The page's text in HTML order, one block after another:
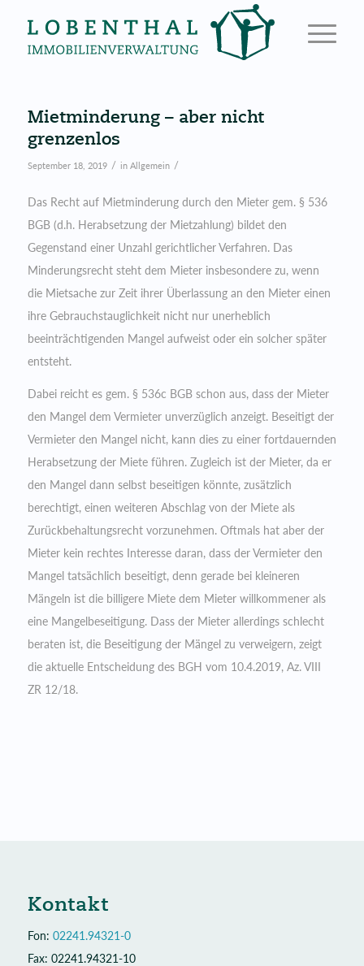
Mietminderung – aber nicht
grenzenlos
September 18, 2019 / in Allgemein /
Das Recht auf Mietminderung durch den Mieter gem. § 536
BGB (d.h. Herabsetzung der Mietzahlung) bildet den
Gegenstand einer Unzahl gerichtlicher Verfahren. Das
Minderungsrecht steht dem Mieter insbesondere zu, wenn
die Mietsache zur Zeit ihrer Überlassung an den Mieter einen
ihre Gebrauchstauglichkeit nicht nur unerheblich
beeinträchtigenden Mangel aufweist oder ein solcher später
entsteht.
Dabei reicht es gem. § 536c BGB schon aus, dass der Mieter
den Mangel dem Vermieter unverzüglich anzeigt. Beseitigt der
Vermieter den Mangel nicht, kann dies zu einer fortdauernden
Herabsetzung der Miete führen. Zugleich ist der Mieter, da er
den Mangel dann selbst beseitigen könnte, zusätzlich
berechtigt, einen weiteren Abschlag von der Miete als
Zurückbehaltungsrecht vorzunehmen. Oftmals hat aber der
Mieter kein rechtes Interesse daran, dass der Vermieter den
Mangel tatsächlich beseitigt, denn gerade bei kleineren
Mängeln ist die billigere Miete dem Mieter willkommener als
eine Mangelbeseitigung. Dass der Mieter allerdings schlecht
beraten ist, die Beseitigung der Mängel zu verweigern, zeigt
die aktuelle Entscheidung des BGH vom 10.4.2019, Az. VIII
ZR 12/18.
Kontakt
Fon: 02241.94321-0
Fax: 02241.94321-10